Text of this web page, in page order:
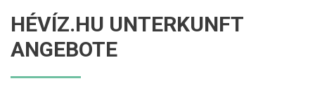
HÉVÍZ.HU UNTERKUNFT
ANGEBOTE